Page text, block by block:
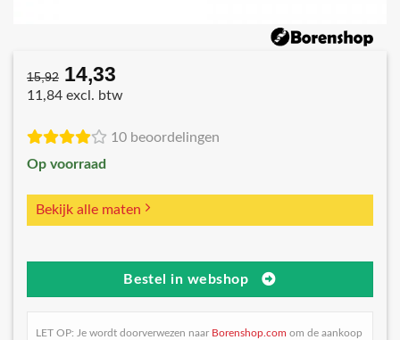
15,92 Oorspronkelijke
prijs
€15,92.
14,33
prijs
€14,33.
11,84 excl. btw
10 beoordelingen
Op voorraad
Bekijk alle maten
Bestel in webshop
LET OP: Je wordt doorverwezen naar Borenshop.com om de aankoop